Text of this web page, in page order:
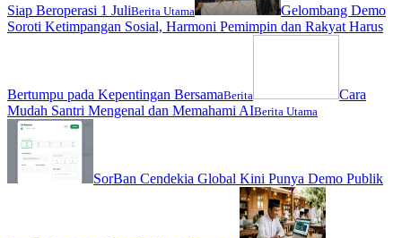
Siap Beroperasi 1 JuliBerita Utama
Gelombang Demo
Soroti Ketimpangan Sosial, Harmoni Pemimpin dan Rakyat Harus
Bertumpu pada Kepentingan BersamaBerita
Cara
Mudah Santri Mengenal dan Memahami AIBerita Utama
SorBan Cendekia Global Kini Punya Demo Publik